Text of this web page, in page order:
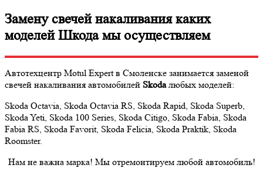
Замену свечей накаливания каких
моделей Шкода мы осуществляем
Автотехцентр Motul Expert в Смоленске занимается заменой
свечей накаливания автомобилей Skodaлюбых моделей:
Skoda Octavia, Skoda Octavia RS, Skoda Rapid, Skoda Superb,
Skoda Yeti, Skoda 100 Series, Skoda Citigo, Skoda Fabia, Skoda
Fabia RS, Skoda Favorit, Skoda Felicia, Skoda Praktik, Skoda
Roomster.
Нам не важна марка! Мы отремонтируем любой автомобиль!